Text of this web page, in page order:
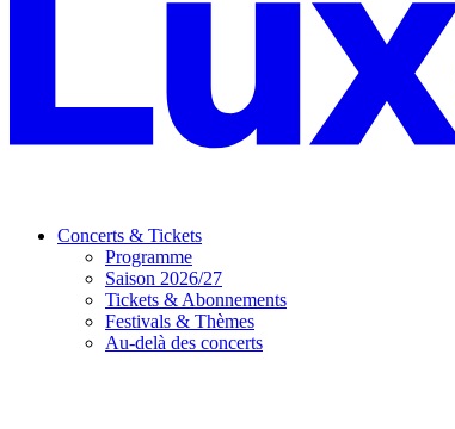
Concerts & Tickets
Programme
Saison 2026/27
Tickets & Abonnements
Festivals & Thèmes
Au-delà des concerts